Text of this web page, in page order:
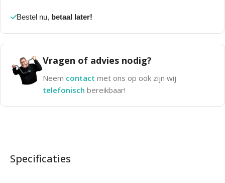
Bestel nu, betaal later!
Vragen of advies nodig?
Neem contact met ons op ook zijn wij
telefonisch bereikbaar!
Specificaties